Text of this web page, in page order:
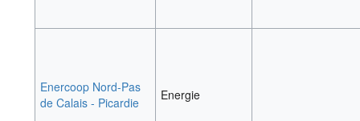
Enercoop Nord-Pas
de Calais - Picardie
Energie